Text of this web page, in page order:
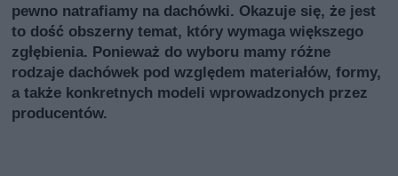
pewno natrafiamy na dachówki. Okazuje się, że jest
to dość obszerny temat, który wymaga większego
zgłębienia. Ponieważ do wyboru mamy różne
rodzaje dachówek pod względem materiałów, formy,
a także konkretnych modeli wprowadzonych przez
producentów.